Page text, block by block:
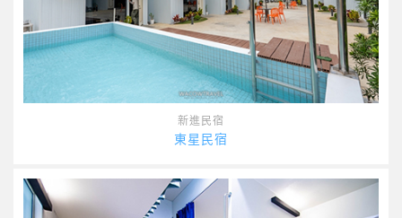
新進民宿
東星民宿